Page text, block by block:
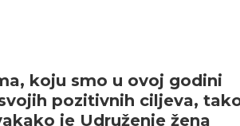
koju smo u ovoj godini
pozitivnih ciljeva,
je Udruženje žena